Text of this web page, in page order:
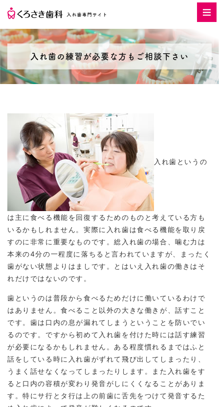
入れ歯の練習が必要な方もご相談下さい
入れ歯というの
は主に食べる機能を回復するためのものと考えている方も
いるかもしれません。実際に入れ歯は食べる機能を取り戻
すのに非常に重要なものです。総入れ歯の場合、噛む力は
本来の4分の一程度に落ちると言われていますが、まったく
歯がない状態よりはましです。とはいえ入れ歯の働きはそ
れだけではないのです。
歯というのは普段から食べるためだけに働いているわけで
はありません。食べること以外の大きな働きが、話すこと
です。歯は口内の息が漏れてしまうということを防いでい
るのです。ですから初めて入れ歯を付けた時には話す練習
が必要になるかもしれません。ある程度慣れるまではふと
話をしている時に入れ歯がずれて飛び出してしまったり、
うまく話せなくなってしまったりします。また入れ歯をす
ると口内の容積が変わり発音がしにくくなることがありま
す。特にサ行とタ行は上の前歯に舌先をつけて発音するた